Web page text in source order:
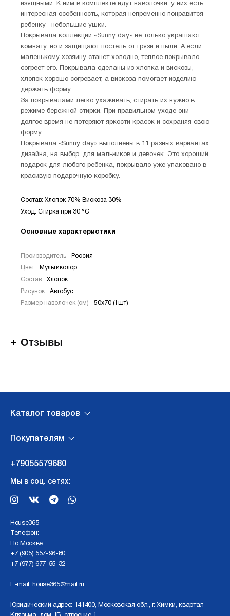
изящными. К ним в комплекте идут наволочки, у них есть
интересная особенность, которая непременно понравится
ребенку– небольшие ушки.
Покрывала коллекции «Sunny day» не только украшают
комнату, но и защищают постель от грязи и пыли. А если
маленькому хозяину станет холодно, теплое покрывало
согреет его. Покрывала сделаны из хлопка и вискозы,
хлопок хорошо согревает, а вискоза помогает изделию
держать форму.
За покрывалами легко ухаживать, стирать их нужно в
режиме бережной стирки. При правильном уходе они
долгое время не потеряют яркости красок и сохраняя свою
форму.
Покрывала «Sunny day» выполнены в 11 разных вариантах
дизайна, на выбор, для мальчиков и девочек. Это хороший
подарок для любого ребенка, покрывало уже упаковано в
красивую подарочную коробку.
Состав: Хлопок 70% Вискоза 30%
Уход: Стирка при 30 °С
Основные характеристики
Производитель Россия
Цвет Мультиколор
Состав Хлопок
Рисунок Автобус
Размер наволочек (см) 50х70 (1шт)
Отзывы
Каталог товаров
Покупателям
+79055579680
Мы в соц. сетях:
Нouse365
Телефон:
По Москве:
+7 (905) 557-96-80
+7 (977) 677-55-32
E-mail: house365@mail.ru
Юридический адрес: 141400, Московская обл., г. Химки, квартал